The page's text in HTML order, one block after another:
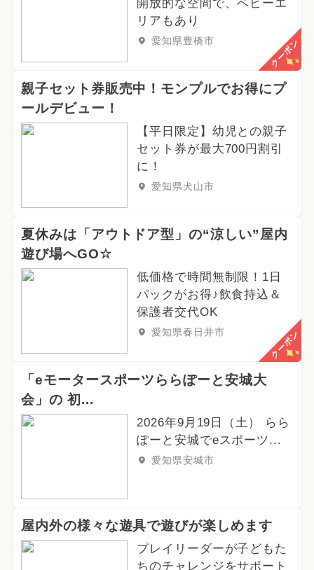
開放的な空間で、ベビーエ
リアもあり
愛知県豊橋市 クーポン
親子セット券販売中！モンプルでお得にプ
ールデビュー！
【平日限定】幼児との親子
セット券が最大700円割引
に！
愛知県犬山市
夏休みは「アウトドア型」の“涼しい”屋内
遊び場へGO☆
低価格で時間無制限！1日
パックがお得♪飲食持込＆
保護者交代OK
愛知県春日井市 クーポン
「eモータースポーツららぽーと安城大
会」の 初...
2026年9月19日（土） らら
ぽーと安城でeスポーツ...
愛知県安城市
屋内外の様々な遊具で遊びが楽しめます
プレイリーダーが子どもた
ちのチャレンジをサポート